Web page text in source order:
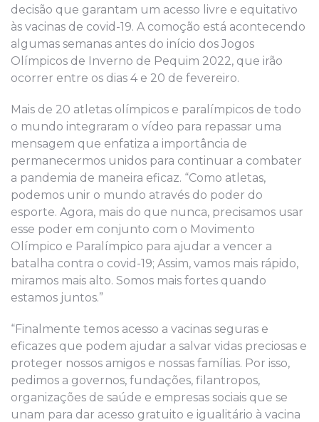
decisão que garantam um acesso livre e equitativo
às vacinas de covid-19. A comoção está acontecendo
algumas semanas antes do início dos Jogos
Olímpicos de Inverno de Pequim 2022, que irão
ocorrer entre os dias 4 e 20 de fevereiro.
Mais de 20 atletas olímpicos e paralímpicos de todo
o mundo integraram o vídeo para repassar uma
mensagem que enfatiza a importância de
permanecermos unidos para continuar a combater
a pandemia de maneira eficaz. “Como atletas,
podemos unir o mundo através do poder do
esporte. Agora, mais do que nunca, precisamos usar
esse poder em conjunto com o Movimento
Olímpico e Paralímpico para ajudar a vencer a
batalha contra o covid-19; Assim, vamos mais rápido,
miramos mais alto. Somos mais fortes quando
estamos juntos.”
“Finalmente temos acesso a vacinas seguras e
eficazes que podem ajudar a salvar vidas preciosas e
proteger nossos amigos e nossas famílias. Por isso,
pedimos a governos, fundações, filantropos,
organizações de saúde e empresas sociais que se
unam para dar acesso gratuito e igualitário à vacina